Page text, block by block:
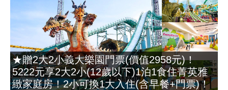
★贈2大2小義大樂園門票(價值2958元)！
5222元享2大2小(12歲以下)1泊1食住菁英雅
緻家庭房！2小可換1大入住(含早餐+門票)！